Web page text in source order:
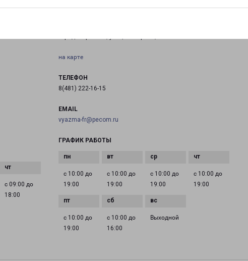
с 09:00 до
18:00
на карте
ТЕЛЕФОН
8(481) 222-16-15
EMAIL
vyazma-fr@pecom.ru
ГРАФИК РАБОТЫ
с 10:00 до
19:00
с 10:00 до
19:00
с 10:00 до
19:00
с 10:00 до
19:00
с 10:00 до
19:00
с 10:00 до
16:00
Выходной